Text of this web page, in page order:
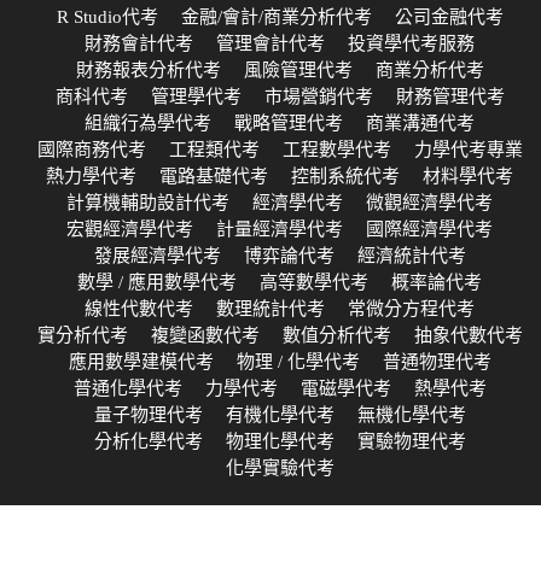
R Studio代考
金融/會計/商業分析代考
公司金融代考
財務會計代考
管理會計代考
投資學代考服務
財務報表分析代考
風險管理代考
商業分析代考
商科代考
管理學代考 市場營銷代考
財務管理代考
組織行為學代考
戰略管理代考
商業溝通代考
國際商務代考
工程類代考 工程數學代考
力學代考專業
熱力學代考
電路基礎代考 控制系統代考
材料學代考
計算機輔助設計代考
經濟學代考
微觀經濟學代考
宏觀經濟學代考
計量經濟學代考
國際經濟學代考
發展經濟學代考
博弈論代考
經濟統計代考
數學 / 應用數學代考
高等數學代考
概率論代考
線性代數代考
數理統計代考
常微分方程代考
實分析代考
複變函數代考 數值分析代考
抽象代數代考
應用數學建模代考
物理 / 化學代考
普通物理代考
普通化學代考
力學代考 電磁學代考
熱學代考
量子物理代考
有機化學代考
無機化學代考
分析化學代考
物理化學代考
實驗物理代考
化學實驗代考